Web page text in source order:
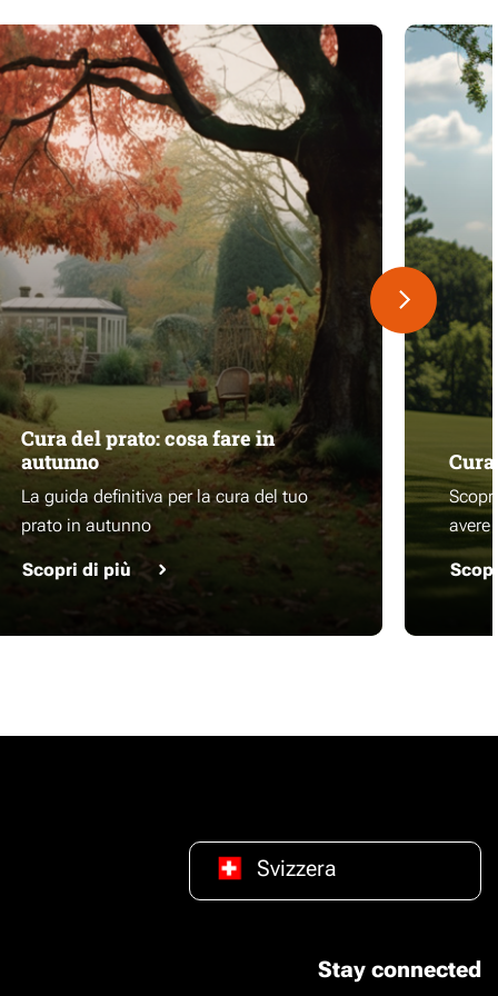
Cura del prato: cosa fare in
autunno
La guida definitiva per la cura del tuo
prato in autunno
Scopri di più
avere
Svizzera
Stay connected